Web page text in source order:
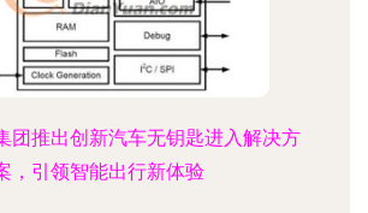
团推出创新汽车无钥匙进入解决方
，引领智能出行新体验